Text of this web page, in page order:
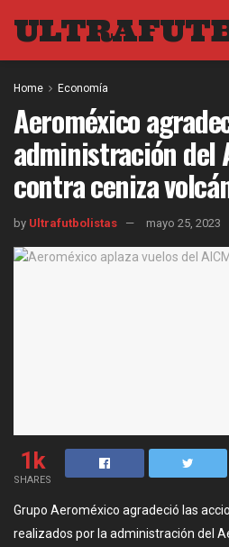
Home Economía
Aeroméxico
administración del
contra ceniza
by Ultrafutbolistas mayo 25, 2023
1k
SHARES
Grupo Aeroméxico agradeció las
realizados por la administración del